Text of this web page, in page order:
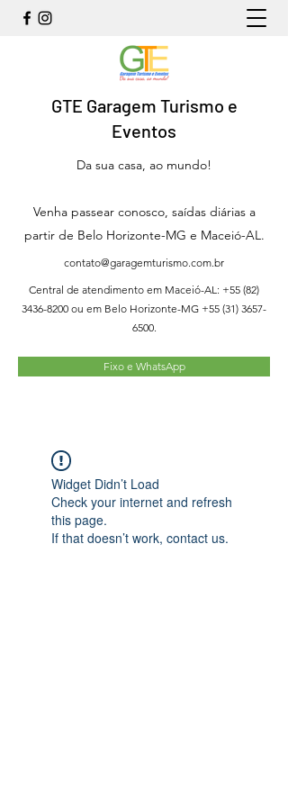
GTE Garagem Turismo e
Eventos
Da sua casa, ao mundo!
Venha passear conosco, saídas diárias a
partir de Belo Horizonte-MG e Maceió-AL.
contato@garagemturismo.com.br
Central de atendimento em Maceió-AL: +55 (82)
3436-8200 ou em Belo Horizonte-MG +55 (31) 3657-
6500.
Fixo e WhatsApp
Widget Didn’t Load
Check your internet and refresh
this page.
If that doesn’t work, contact us.